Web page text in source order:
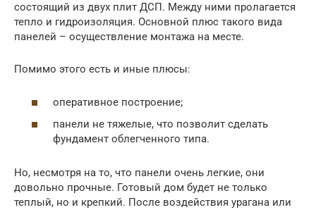
состоящий из двух плит ДСП. Между ними пролагается
тепло и гидроизоляция. Основной плюс такого вида
панелей – осуществление монтажа на месте.
Помимо этого есть и иные плюсы:
оперативное построение;
панели не тяжелые, что позволит сделать
фундамент облегченного типа.
Но, несмотря на то, что панели очень легкие, они
довольно прочные. Готовый дом будет не только
теплый, но и крепкий. После воздействия урагана или